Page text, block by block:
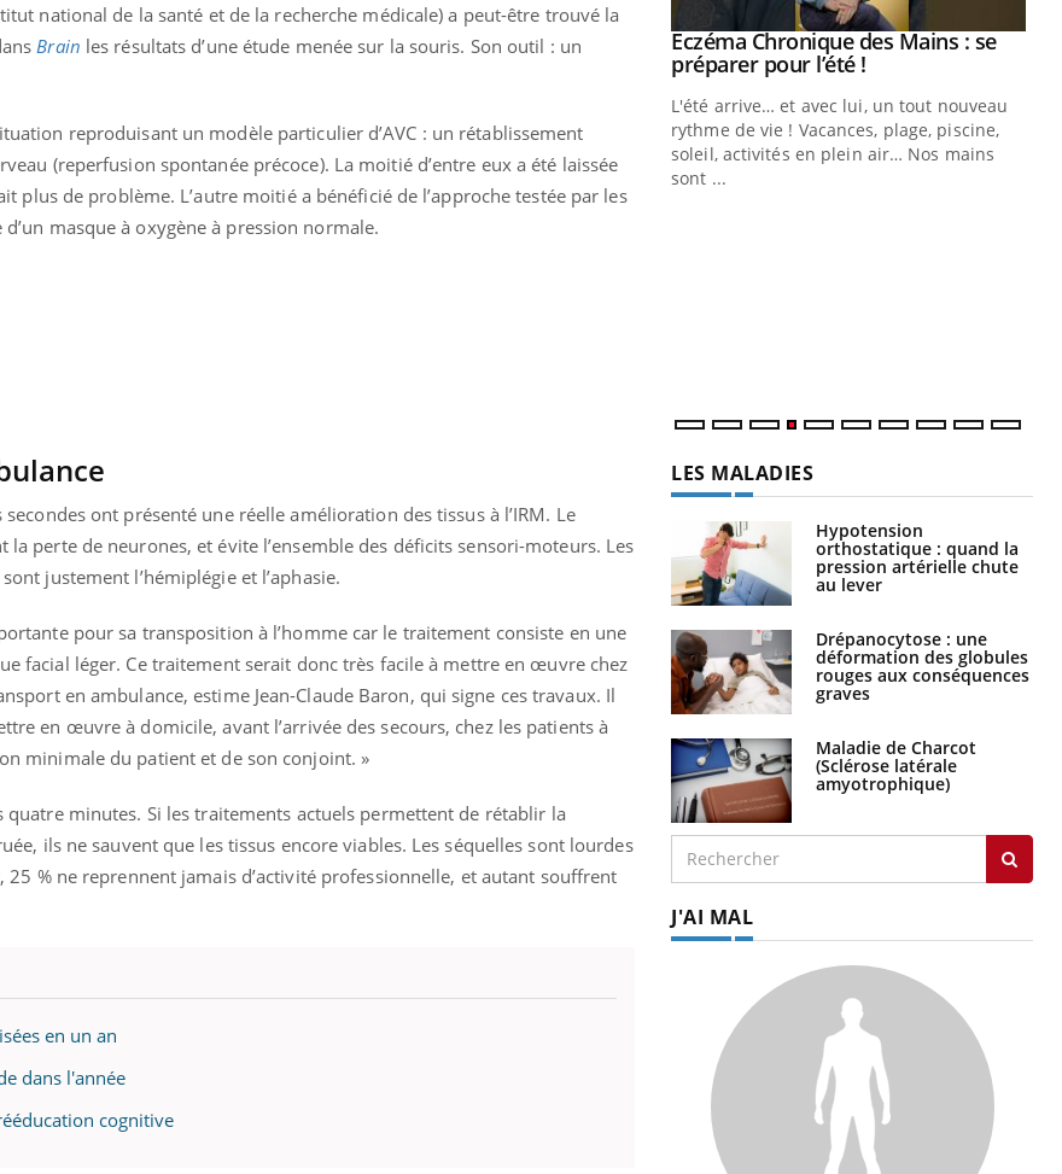
national de la santé et de la recherche médicale) a peut-être trouvé la
Brain les résultats d’une étude menée sur la souris. Son outil : un
reproduisant un modèle particulier d’AVC : un rétablissement
(reperfusion spontanée précoce). La moitié d’entre eux a été laissée
plus de problème. L’autre moitié a bénéficié de l’approche testée par les
masque à oxygène à pression normale.
ont présenté une réelle amélioration des tissus à l’IRM. Le
perte de neurones, et évite l’ensemble des déficits sensori-moteurs. Les
justement l’hémiplégie et l’aphasie.
pour sa transposition à l’homme car le traitement consiste en une
facial léger. Ce traitement serait donc très facile à mettre en œuvre chez
en ambulance, estime Jean-Claude Baron, qui signe ces travaux. Il
en œuvre à domicile, avant l’arrivée des secours, chez les patients à
minimale du patient et de son conjoint. »
quatre minutes. Si les traitements actuels permettent de rétablir la
ils ne sauvent que les tissus encore viables. Les séquelles sont lourdes
% ne reprennent jamais d’activité professionnelle, et autant souffrent
en un an
dans l'année
cognitive
en fer : comprendre pour
Youtube
alopécie… Les symptômes de la
en fer sont multiples ce qui la rend
Youtube
Insuline & Charge mentale : et si on
Youtube
reste entourée d'idées reçues chez les
patients comme parfois chez les soignants.
Youtube
Eczéma Chronique des Mains : se
préparer pour l’été !Youtube
L'été arrive… et avec lui, un tout nouveau
rythme de vie ! Vacances, plage, piscine,
soleil, activités en plein air… Nos mains
sont ...
LES MALADIES
Hypotension
orthostatique : quand la
pression artérielle chute
au lever
Drépanocytose : une
déformation des globules
rouges aux conséquences
graves
Maladie de Charcot
(Sclérose latérale
amyotrophique)
J'AI MAL